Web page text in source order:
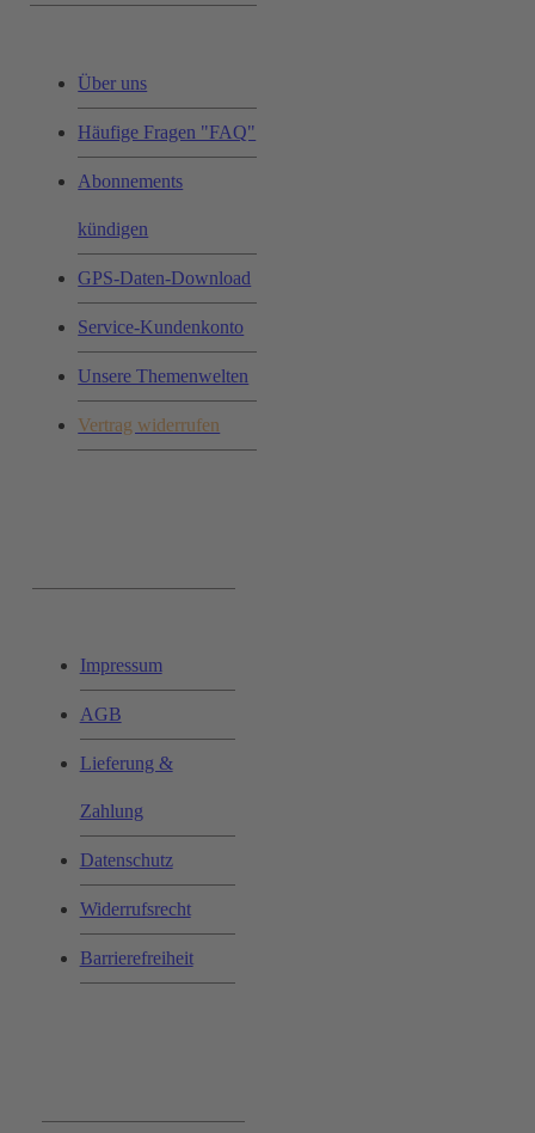
Über uns
Häufige Fragen "FAQ"
Abonnements
kündigen
GPS-Daten-Download
Service-Kundenkonto
Unsere Themenwelten
Vertrag widerrufen
Impressum
AGB
Lieferung &
Zahlung
Datenschutz
Widerrufsrecht
Barrierefreiheit